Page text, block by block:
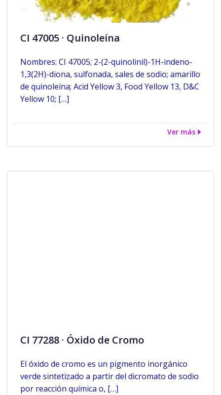
CI 47005 · Quinoleína
Nombres: CI 47005; 2-(2-quinolinil)-1H-indeno-
1,3(2H)-diona, sulfonada, sales de sodio; amarillo
de quinoleína; Acid Yellow 3, Food Yellow 13, D&C
Yellow 10; […]
Ver más
CI 77288 · Óxido de Cromo
El óxido de cromo es un pigmento inorgánico
verde sintetizado a partir del dicromato de sodio
por reacción química o, […]